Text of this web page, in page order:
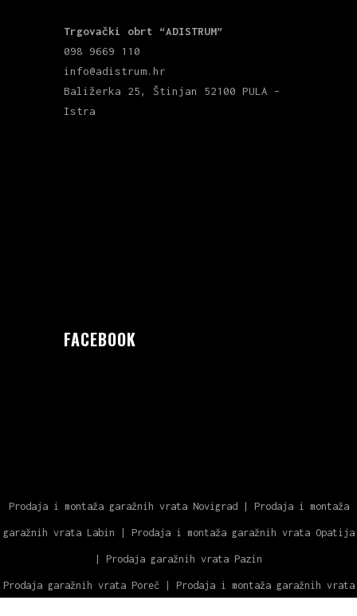
Trgovački obrt “ADISTRUM”
098 9669 110
info@adistrum.hr
Baližerka 25, Štinjan 52100 PULA –
Istra
FACEBOOK
Prodaja i montaža garažnih vrata Novigrad Prodaja i montaža
garažnih vrata Labin Prodaja i montaža garažnih vrata Opatija
Prodaja garažnih vrata Pazin
Prodaja garažnih vrata Poreč Prodaja i montaža garažnih vrata